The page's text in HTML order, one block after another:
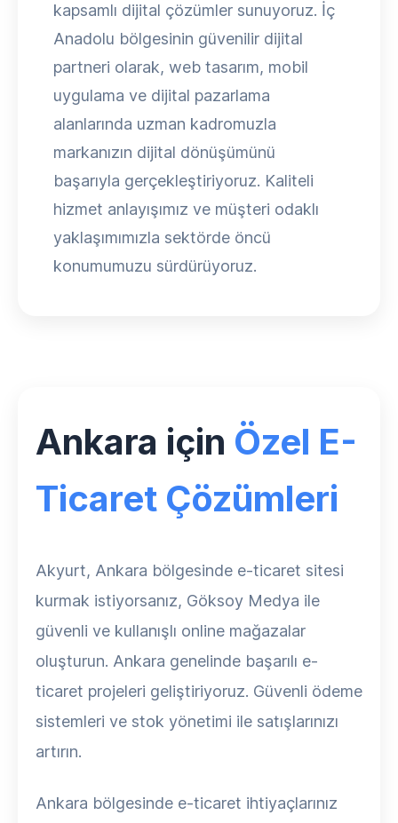
kapsamlı dijital çözümler sunuyoruz. İç
Anadolu bölgesinin güvenilir dijital
partneri olarak, web tasarım, mobil
uygulama ve dijital pazarlama
alanlarında uzman kadromuzla
markanızın dijital dönüşümünü
başarıyla gerçekleştiriyoruz. Kaliteli
hizmet anlayışımız ve müşteri odaklı
yaklaşımımızla sektörde öncü
konumumuzu sürdürüyoruz.
Ankara için Özel E-
Ticaret Çözümleri
Akyurt, Ankara bölgesinde e-ticaret sitesi
kurmak istiyorsanız, Göksoy Medya ile
güvenli ve kullanışlı online mağazalar
oluşturun. Ankara genelinde başarılı e-
ticaret projeleri geliştiriyoruz. Güvenli ödeme
sistemleri ve stok yönetimi ile satışlarınızı
artırın.
Ankara bölgesinde e-ticaret ihtiyaçlarınız